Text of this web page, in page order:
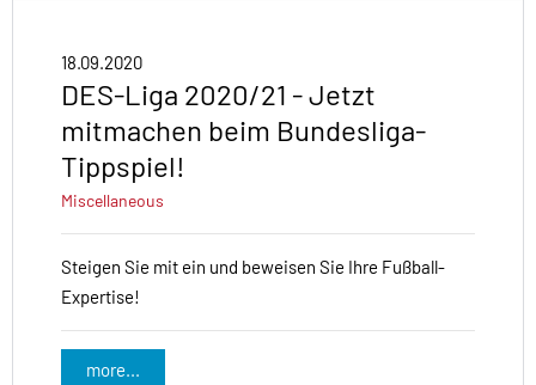
18.09.2020
DES-Liga 2020/21 - Jetzt
mitmachen beim Bundesliga-
Tippspiel!
Miscellaneous
Steigen Sie mit ein und beweisen Sie Ihre Fußball-
Expertise!
more...